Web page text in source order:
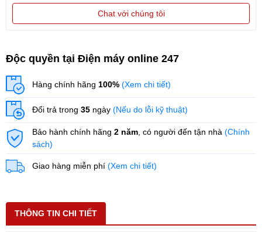
Chat với chúng tôi
Độc quyền tại Điện máy online 247
Hàng chính hãng 100% (Xem chi tiết)
Đổi trả trong 35 ngày (Nếu do lỗi kỹ thuật)
Bảo hành chính hãng 2 năm , có người đến tận nhà (Chính
sách)
Giao hàng miễn phí (Xem chi tiết)
THÔNG TIN CHI TIẾT